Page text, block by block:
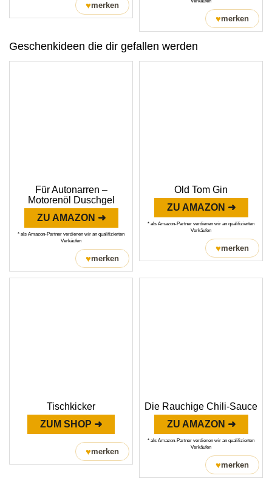
♥merken
♥merken
Geschenkideen die dir gefallen werden
Für Autonarren –
Motorenöl Duschgel
ZU AMAZON ➜
* als Amazon-Partner verdienen wir an qualifizierten
Verkäufen
♥merken
Old Tom Gin
ZU AMAZON ➜
* als Amazon-Partner verdienen wir an qualifizierten
Verkäufen
♥merken
Tischkicker
ZUM SHOP ➜
♥merken
Die Rauchige Chili-Sauce
ZU AMAZON ➜
* als Amazon-Partner verdienen wir an qualifizierten
Verkäufen
♥merken